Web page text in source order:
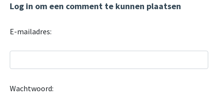
Log in om een comment te kunnen plaatsen
E-mailadres:
Wachtwoord: